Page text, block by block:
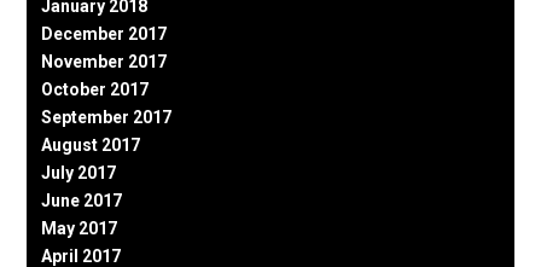
January 2018
December 2017
November 2017
October 2017
September 2017
August 2017
July 2017
June 2017
May 2017
April 2017